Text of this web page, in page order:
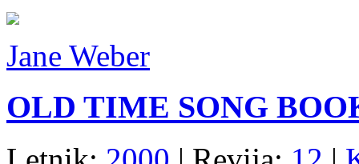
Jane Weber
OLD TIME SONG